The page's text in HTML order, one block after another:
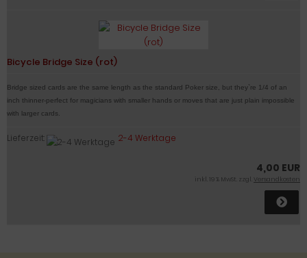
Bicycle Bridge Size (rot)
Bridge sized cards are the same length as the standard Poker size, but they`re 1/4 of an
inch thinner-perfect for magicians with smaller hands or moves that are just plain impossible
with larger cards.
Lieferzeit: 2-4 Werktage
4,00 EUR
inkl. 19 % MwSt. zzgl. Versandkosten